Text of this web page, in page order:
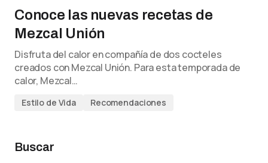
Conoce las nuevas recetas de
Mezcal Unión
Disfruta del calor en compañía de dos cocteles
creados con Mezcal Unión. Para esta temporada de
calor, Mezcal…
Estilo de Vida Recomendaciones
Buscar